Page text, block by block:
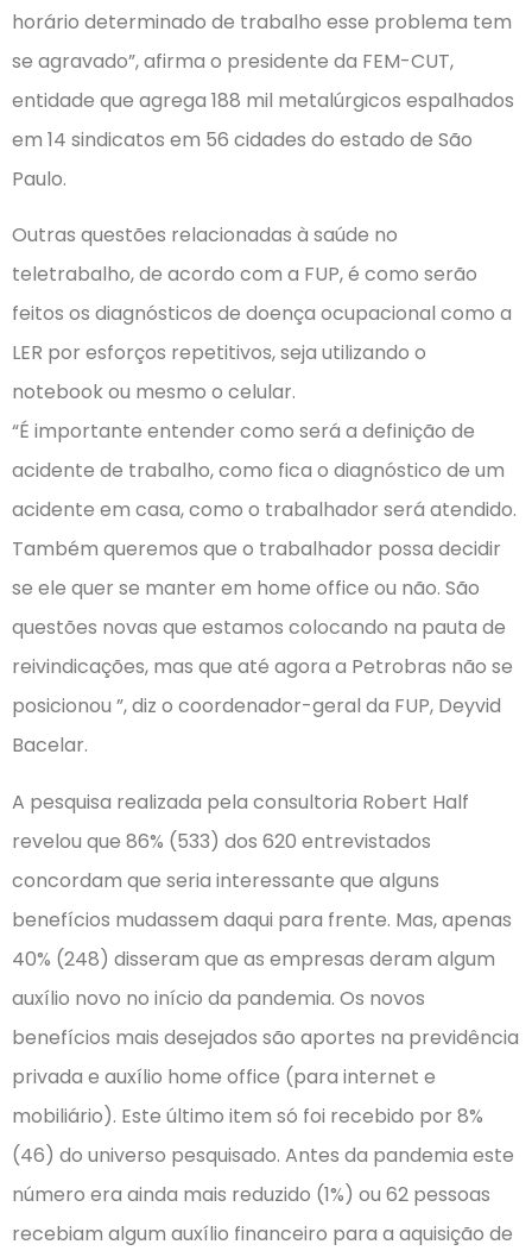
horário determinado de trabalho esse problema tem
se agravado”, afirma o presidente da FEM-CUT,
entidade que agrega 188 mil metalúrgicos espalhados
em 14 sindicatos em 56 cidades do estado de São
Paulo.
Outras questões relacionadas à saúde no
teletrabalho, de acordo com a FUP, é como serão
feitos os diagnósticos de doença ocupacional como a
LER por esforços repetitivos, seja utilizando o
notebook ou mesmo o celular.
“É importante entender como será a definição de
acidente de trabalho, como fica o diagnóstico de um
acidente em casa, como o trabalhador será atendido.
Também queremos que o trabalhador possa decidir
se ele quer se manter em home office ou não. São
questões novas que estamos colocando na pauta de
reivindicações, mas que até agora a Petrobras não se
posicionou ”, diz o coordenador-geral da FUP, Deyvid
Bacelar.
A pesquisa realizada pela consultoria Robert Half
revelou que 86% (533) dos 620 entrevistados
concordam que seria interessante que alguns
benefícios mudassem daqui para frente. Mas, apenas
40% (248) disseram que as empresas deram algum
auxílio novo no início da pandemia. Os novos
benefícios mais desejados são aportes na previdência
privada e auxílio home office (para internet e
mobiliário). Este último item só foi recebido por 8%
(46) do universo pesquisado. Antes da pandemia este
número era ainda mais reduzido (1%) ou 62 pessoas
recebiam algum auxílio financeiro para a aquisição de